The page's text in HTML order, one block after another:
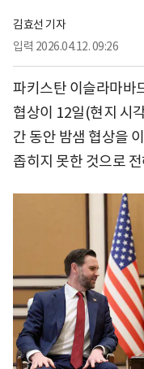
김효선 기자
입력 2026.04.12. 09:26
파키스탄 이슬라마바
협상이 12일(현지 시
간 동안 밤샘 협상을
좁히지 못한 것으로